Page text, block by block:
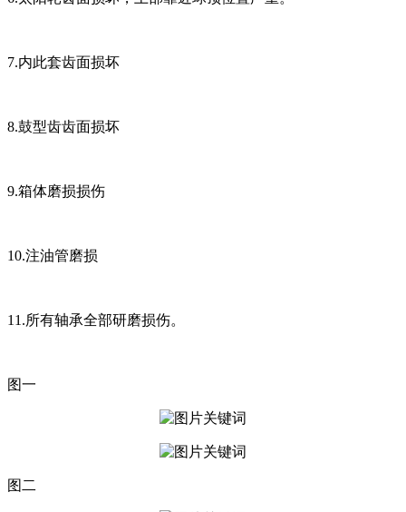
7.内此套齿面损坏
8.鼓型齿齿面损坏
9.箱体磨损损伤
10.注油管磨损
11.所有轴承全部研磨损伤。
图一
图二